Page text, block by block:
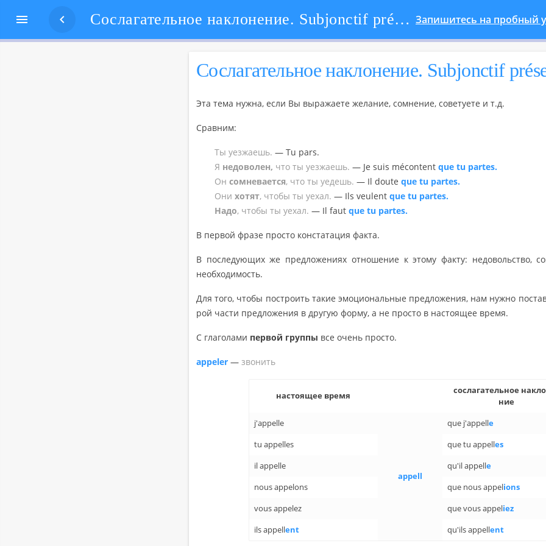
  Сослагательное наклонение. Subjonctif présent Запишитесь на пробный
Со­сла­га­тель­ное на­кло­не­ние. Subjonctif
Эта тема нужна, если Вы вы­ра­жа­е­те же­ла­ние, со­мне­ние, со­ве­ту­е­те и т.д.
Срав­ним:
Ты уез­жа­ешь. — Tu pars.
Я недо­во­лен, что ты уез­жа­ешь. — Je suis mécontent que tu partes.
Он со­мне­ва­ет­ся, что ты уедешь. — Il doute que tu partes.
Они хотят, чтобы ты уехал. — Ils veulent que tu partes.
Надо, чтобы ты уехал. — Il faut que tu partes.
В пер­вой фразе про­сто кон­ста­та­ция факта.
В по­сле­ду­ю­щих же пред­ло­же­ни­ях от­но­ше­ние к этому факту: недо­воль­ство,
необ­хо­ди­мость.
Для того, чтобы по­стро­ить такие эмо­ци­о­наль­ные пред­ло­же­ния, нам нужно
рой части пред­ло­же­ния в дру­гую форму, а не про­сто в на­сто­я­щее время.
С гла­го­ла­ми пер­вой груп­пы все очень про­сто.
appeler — зво­нить
на­сто­я­щее время
со­сла­га­тель­ное
ние
j'appelle
appell
que j'appelle
tu appelles
que tu appelles
il appelle
qu'il appelle
nous appelons
que nous appelions
vous appelez
que vous appeliez
ils appellent qu'ils appellent